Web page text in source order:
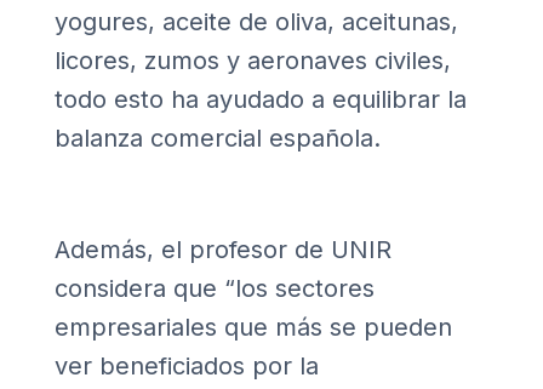
yogures, aceite de oliva, aceitunas,
licores, zumos y aeronaves civiles,
todo esto ha ayudado a equilibrar la
balanza comercial española.
Además, el profesor de UNIR
considera que “los sectores
empresariales que más se pueden
ver beneficiados por la